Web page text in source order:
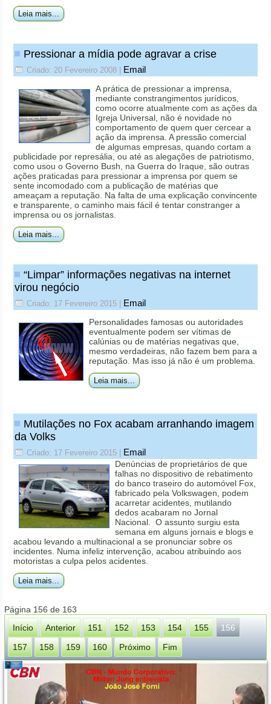
Leia mais...
Pressionar a mídia pode agravar a crise
Criado: 20 Fevereiro 2008 Email
A prática de pressionar a imprensa,
mediante constrangimentos jurídicos,
como ocorre atualmente com as ações da
Igreja Universal, não é novidade no
comportamento de quem quer cercear a
ação da imprensa. A pressão comercial
de algumas empresas, quando cortam a
publicidade por represália, ou até as alegações de patriotismo,
como usou o Governo Bush, na Guerra do Iraque, são outras
ações praticadas para pressionar a imprensa por quem se
sente incomodado com a publicação de matérias que
ameaçam a reputação. Na falta de uma explicação convincente
e transparente, o caminho mais fácil é tentar constranger a
imprensa ou os jornalistas.
Leia mais...
“Limpar” informações negativas na internet
virou negócio
Criado: 17 Fevereiro 2015 Email
Personalidades famosas ou autoridades
eventualmente podem ser vítimas de
calúnias ou de matérias negativas que,
mesmo verdadeiras, não fazem bem para a
reputação. Mas isso já não é um problema.
Leia mais...
Mutilações no Fox acabam arranhando imagem
da Volks
Criado: 17 Fevereiro 2015 Email
Denúncias de proprietários de que
falhas no dispositivo de rebatimento
do banco traseiro do automóvel Fox,
fabricado pela Volkswagen, podem
acarretar acidentes, mutilando
dedos acabaram no Jornal
Nacional. O assunto surgiu esta
semana em alguns jornais e blogs e
acabou levando a multinacional a se pronunciar sobre os
incidentes. Numa infeliz intervenção, acabou atribuindo aos
motoristas a culpa pelos acidentes.
Leia mais...
Página 156 de 163
Início
Anterior 151 152 153 154 155
156
157
158 159 160 Próximo Fim